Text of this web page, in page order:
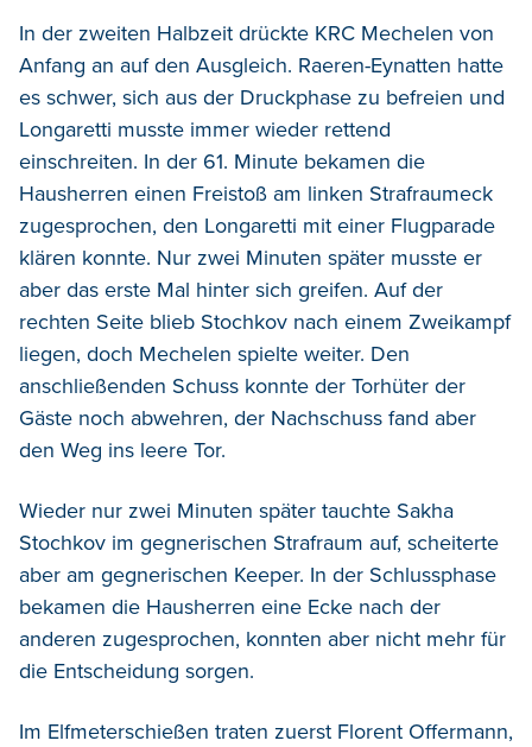
In der zweiten Halbzeit drückte KRC Mechelen von
Anfang an auf den Ausgleich. Raeren-Eynatten hatte
es schwer, sich aus der Druckphase zu befreien und
Longaretti musste immer wieder rettend
einschreiten. In der 61. Minute bekamen die
Hausherren einen Freistoß am linken Strafraumeck
zugesprochen, den Longaretti mit einer Flugparade
klären konnte. Nur zwei Minuten später musste er
aber das erste Mal hinter sich greifen. Auf der
rechten Seite blieb Stochkov nach einem Zweikampf
liegen, doch Mechelen spielte weiter. Den
anschließenden Schuss konnte der Torhüter der
Gäste noch abwehren, der Nachschuss fand aber
den Weg ins leere Tor.
Wieder nur zwei Minuten später tauchte Sakha
Stochkov im gegnerischen Strafraum auf, scheiterte
aber am gegnerischen Keeper. In der Schlussphase
bekamen die Hausherren eine Ecke nach der
anderen zugesprochen, konnten aber nicht mehr für
die Entscheidung sorgen.
Im Elfmeterschießen traten zuerst Florent Offermann,